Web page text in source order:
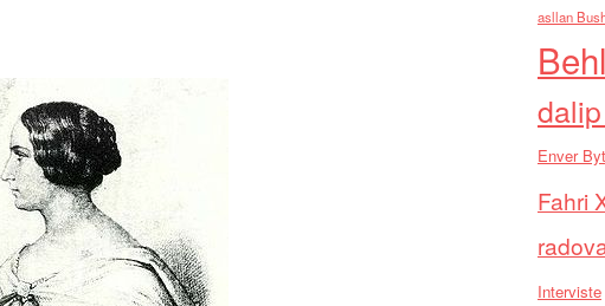
asllan
Enver
Fahri
Interviste